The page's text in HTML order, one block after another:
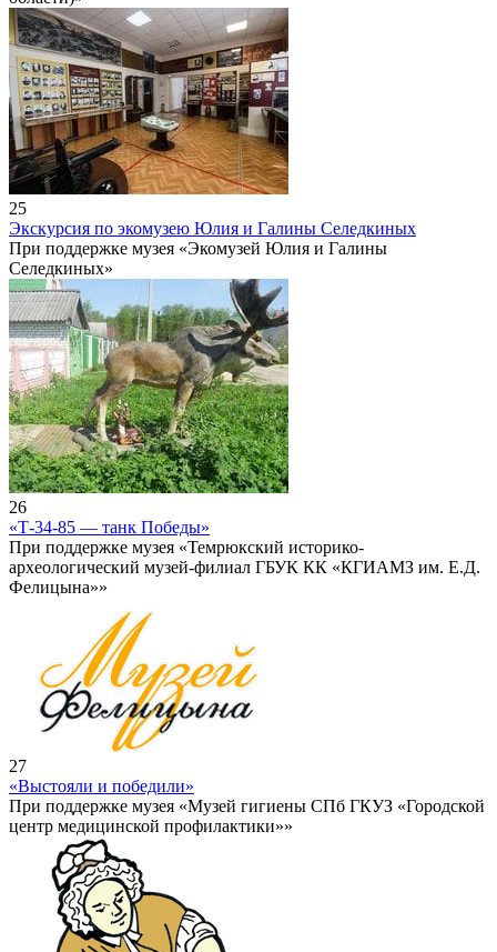
25
Экскурсия по экомузею Юлия и Галины Селедкиных
При поддержке музея «Экомузей Юлия и Галины
Селедкиных»
26
«Т-34-85 — танк Победы»
При поддержке музея «Темрюкский историко-
археологический музей-филиал ГБУК КК «КГИАМЗ им. Е.Д.
Фелицына»»
27
«Выстояли и победили»
При поддержке музея «Музей гигиены СПб ГКУЗ «Городской
центр медицинской профилактики»»